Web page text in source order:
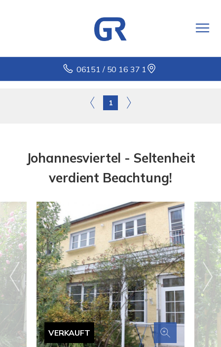
06151 / 50 16 37 1
1
Johannesviertel - Seltenheit
verdient Beachtung!
VERKAUFT